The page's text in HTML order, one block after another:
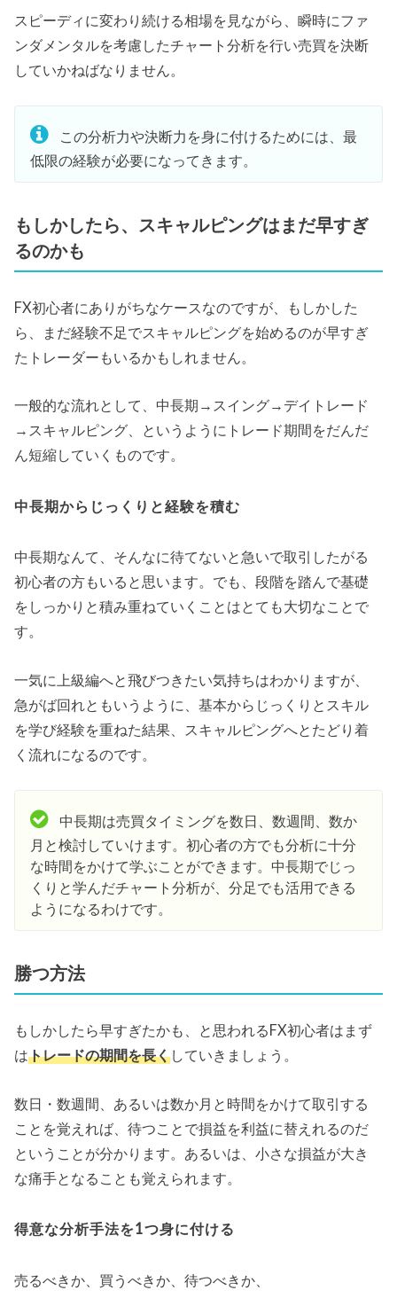
スピーディに変わり続ける相場を見ながら、瞬時にファ
ンダメンタルを考慮したチャート分析を行い売買を決断
していかねばなりません。
この分析力や決断力を身に付けるためには、最
低限の経験が必要になってきます。
もしかしたら、スキャルピングはまだ早すぎ
るのかも
FX初心者にありがちなケースなのですが、もしかした
ら、まだ経験不足でスキャルピングを始めるのが早すぎ
たトレーダーもいるかもしれません。
一般的な流れとして、中長期→スイング→デイトレード
→スキャルピング、というようにトレード期間をだんだ
ん短縮していくものです。
中長期からじっくりと経験を積む
中長期なんて、そんなに待てないと急いで取引したがる
初心者の方もいると思います。でも、段階を踏んで基礎
をしっかりと積み重ねていくことはとても大切なことで
す。
一気に上級編へと飛びつきたい気持ちはわかりますが、
急がば回れともいうように、基本からじっくりとスキル
を学び経験を重ねた結果、スキャルピングへとたどり着
く流れになるのです。
中長期は売買タイミングを数日、数週間、数か
月と検討していけます。初心者の方でも分析に十分
な時間をかけて学ぶことができます。中長期でじっ
くりと学んだチャート分析が、分足でも活用できる
ようになるわけです。
勝つ方法
もしかしたら早すぎたかも、と思われるFX初心者はまず
はトレードの期間を長くしていきましょう。
数日・数週間、あるいは数か月と時間をかけて取引する
ことを覚えれば、待つことで損益を利益に替えれるのだ
ということが分かります。あるいは、小さな損益が大き
な痛手となることも覚えられます。
得意な分析手法を1つ身に付ける
売るべきか、買うべきか、待つべきか、